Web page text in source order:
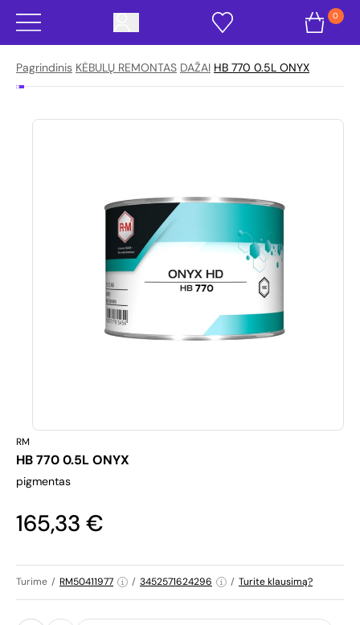
0
Pagrindinis KĖBULŲ REMONTAS DAŽAI HB 770 0.5L ONYX
RM
HB 770 0.5L ONYX
pigmentas
165,33 €
Turime / RM50411977 / 3452571624296 / Turite klausimą?